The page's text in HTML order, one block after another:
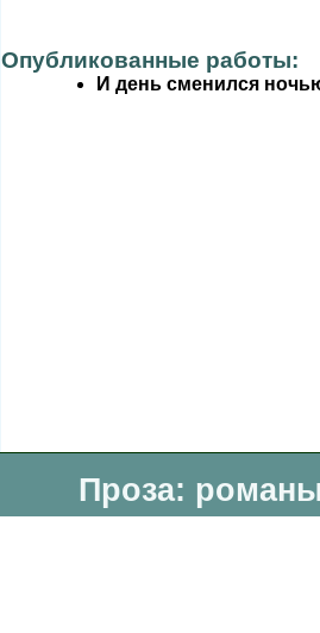
Опубликованные работы:
И день сменился
Проза: